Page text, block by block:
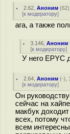
2.62 ,Аноним (62
[к модератору]
ага, а также
3.146 ,Аноним
[к модератору]
У него EPYC
2.64 ,Аноним (-),
[к модератору]
Он
сейчас на
макбук
всех, потому
всем